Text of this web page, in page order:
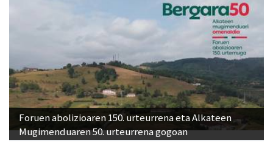
Foruen abolizioaren 150. urteurrena eta Alkateen
Mugimenduaren 50. urteurrena gogoan